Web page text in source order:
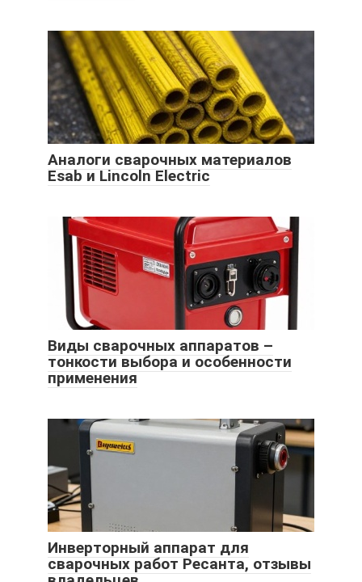
Аналоги сварочных материалов
Esab и Lincoln Electric
Виды сварочных аппаратов –
тонкости выбора и особенности
применения
Инверторный аппарат для
сварочных работ Ресанта, отзывы